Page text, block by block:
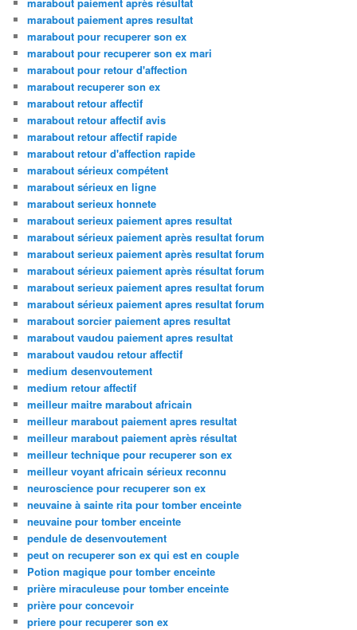
marabout paiement apres resultat
marabout pour recuperer son ex
marabout pour recuperer son ex mari
marabout pour retour d'affection
marabout recuperer son ex
marabout retour affectif
marabout retour affectif avis
marabout retour affectif rapide
marabout retour d'affection rapide
marabout sérieux compétent
marabout sérieux en ligne
marabout serieux honnete
marabout serieux paiement apres resultat
marabout sérieux paiement après resultat forum
marabout serieux paiement après resultat forum
marabout sérieux paiement après résultat forum
marabout serieux paiement apres resultat forum
marabout sérieux paiement apres resultat forum
marabout sorcier paiement apres resultat
marabout vaudou paiement apres resultat
marabout vaudou retour affectif
medium desenvoutement
medium retour affectif
meilleur maitre marabout africain
meilleur marabout paiement apres resultat
meilleur marabout paiement après résultat
meilleur technique pour recuperer son ex
meilleur voyant africain sérieux reconnu
neuroscience pour recuperer son ex
neuvaine à sainte rita pour tomber enceinte
neuvaine pour tomber enceinte
pendule de desenvoutement
peut on recuperer son ex qui est en couple
Potion magique pour tomber enceinte
prière miraculeuse pour tomber enceinte
prière pour concevoir
priere pour recuperer son ex